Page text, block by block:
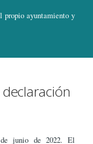
propio ayuntamiento y
junio de 2022. El